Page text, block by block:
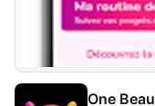
One